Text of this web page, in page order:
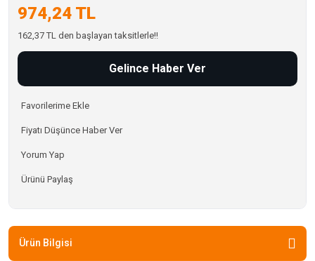
974,24 TL
162,37 TL den başlayan taksitlerle!!
Gelince Haber Ver
Fiyatı Düşünce Haber Ver
Yorum Yap
Ürünü Paylaş
Ürün Bilgisi